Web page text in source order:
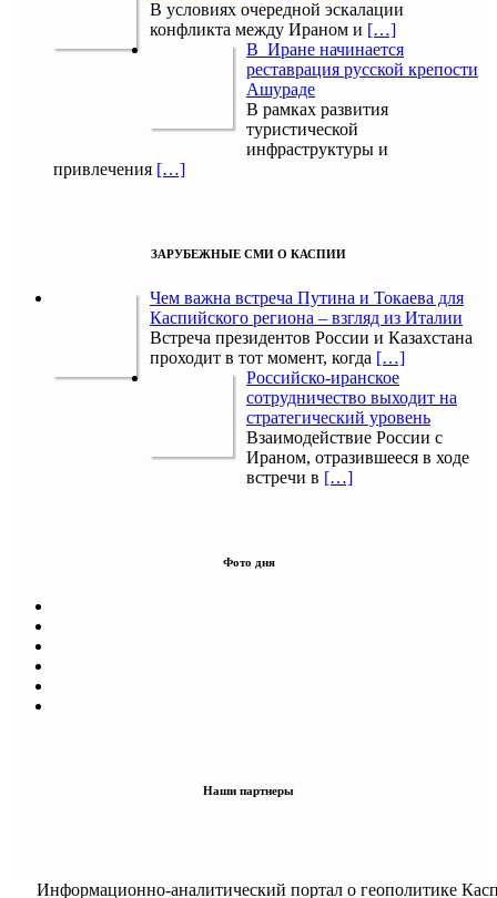
В условиях очередной эскалации
конфликта между Ираном и […]
В Иране начинается
реставрация русской крепости
Ашураде
В рамках развития
туристической
инфраструктуры и
привлечения […]
ЗАРУБЕЖНЫЕ СМИ О КАСПИИ
Чем важна встреча Путина и Токаева для
Каспийского региона – взгляд из Италии
Встреча президентов России и Казахстана
проходит в тот момент, когда […]
Российско-иранское
сотрудничество выходит на
стратегический уровень
Взаимодействие России с
Ираном, отразившееся в ходе
встречи в […]
Фото дня
Наши партнеры
Информационно-аналитический портал о геополитике